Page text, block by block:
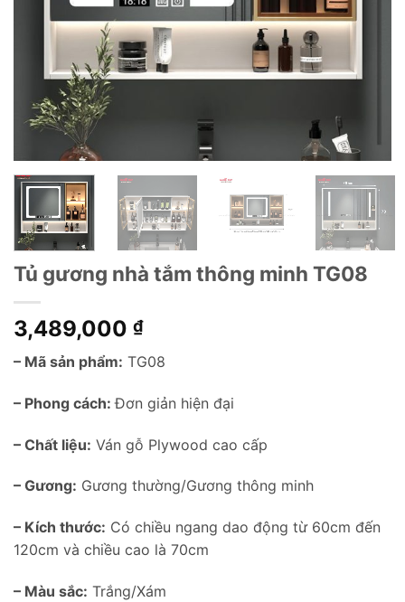
Tủ gương nhà tắm thông minh TG08
3,489,000 ₫
– Mã sản phẩm: TG08
– Phong cách:Đơn giản hiện đại
– Chất liệu: Ván gỗ Plywood cao cấp
– Gương: Gương thường/Gương thông minh
– Kích thước: Có chiều ngang dao động từ 60cm đến
120cm và chiều cao là 70cm
– Màu sắc: Trắng/Xám